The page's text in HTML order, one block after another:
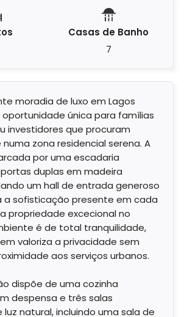
Casas de Banho
7
moradia de luxo em Lagos
única para famílias
investidores que procuram
zona residencial serena. A
por uma escadaria
duplas em madeira
um hall de entrada generoso
a sofisticação presente em cada
propriedade excecional no
é de total tranquilidade,
valoriza a privacidade sem
aos serviços urbanos.
dispõe de uma cozinha
despensa e três salas
luz natural, incluindo uma sala de